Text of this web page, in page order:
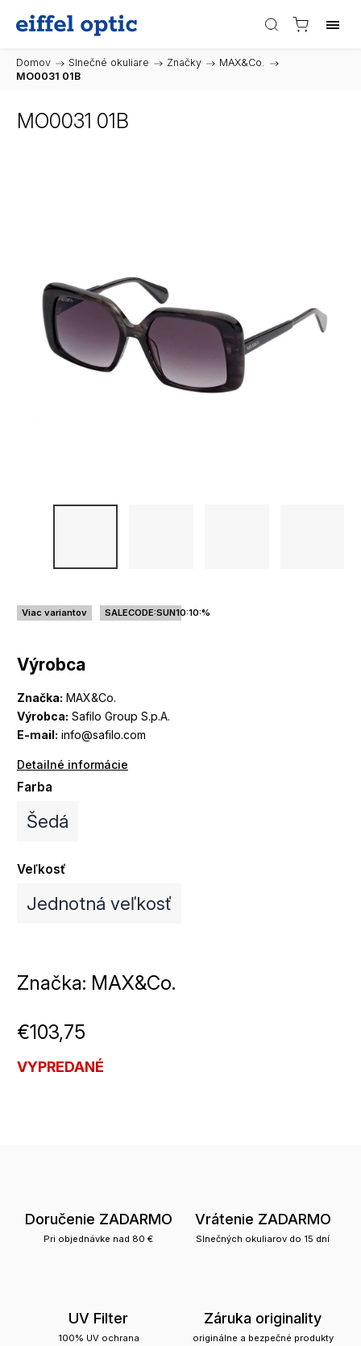
Domov / Slnečné okuliare / Značky / MAX&Co. /
MO0031 01B
MO0031 01B
Výrobca
Značka: MAX&Co.
Výrobca: Safilo Group S.p.A.
E-mail: info@safilo.com
Detailné informácie
Viac variantov SALECODE:SUN10:10:%
Farba
Šedá
Veľkosť
Jednotná veľkosť
Značka: MAX&Co.
€103,75
VYPREDANÉ
Doručenie ZADARMO
Pri objednávke nad 80 €
Vrátenie ZADARMO
Slnečných okuliarov do 15 dní
UV Filter
100% UV ochrana
Záruka originality
originálne a bezpečné produkty